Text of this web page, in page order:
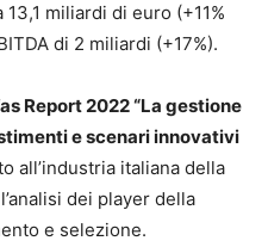
13,1 miliardi di euro (+11%
di 2 miliardi (+17%).
Report 2022 “La gestione
e scenari innovativi
all’industria italiana della
dei player della
e selezione.